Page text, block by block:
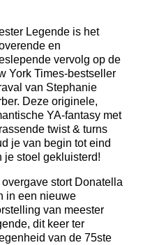
Legende is het
en
vervolg op de
York Times-bestseller
van Stephanie
Deze originele,
YA-fantasy met
twist & turns
je van begin tot eind
je stoel gekluisterd!
overgave stort Donatella
in een nieuwe
van meester
dit keer ter
van de 75ste